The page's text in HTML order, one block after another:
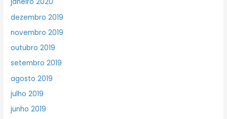
janeiro 2020
dezembro 2019
novembro 2019
outubro 2019
setembro 2019
agosto 2019
julho 2019
junho 2019